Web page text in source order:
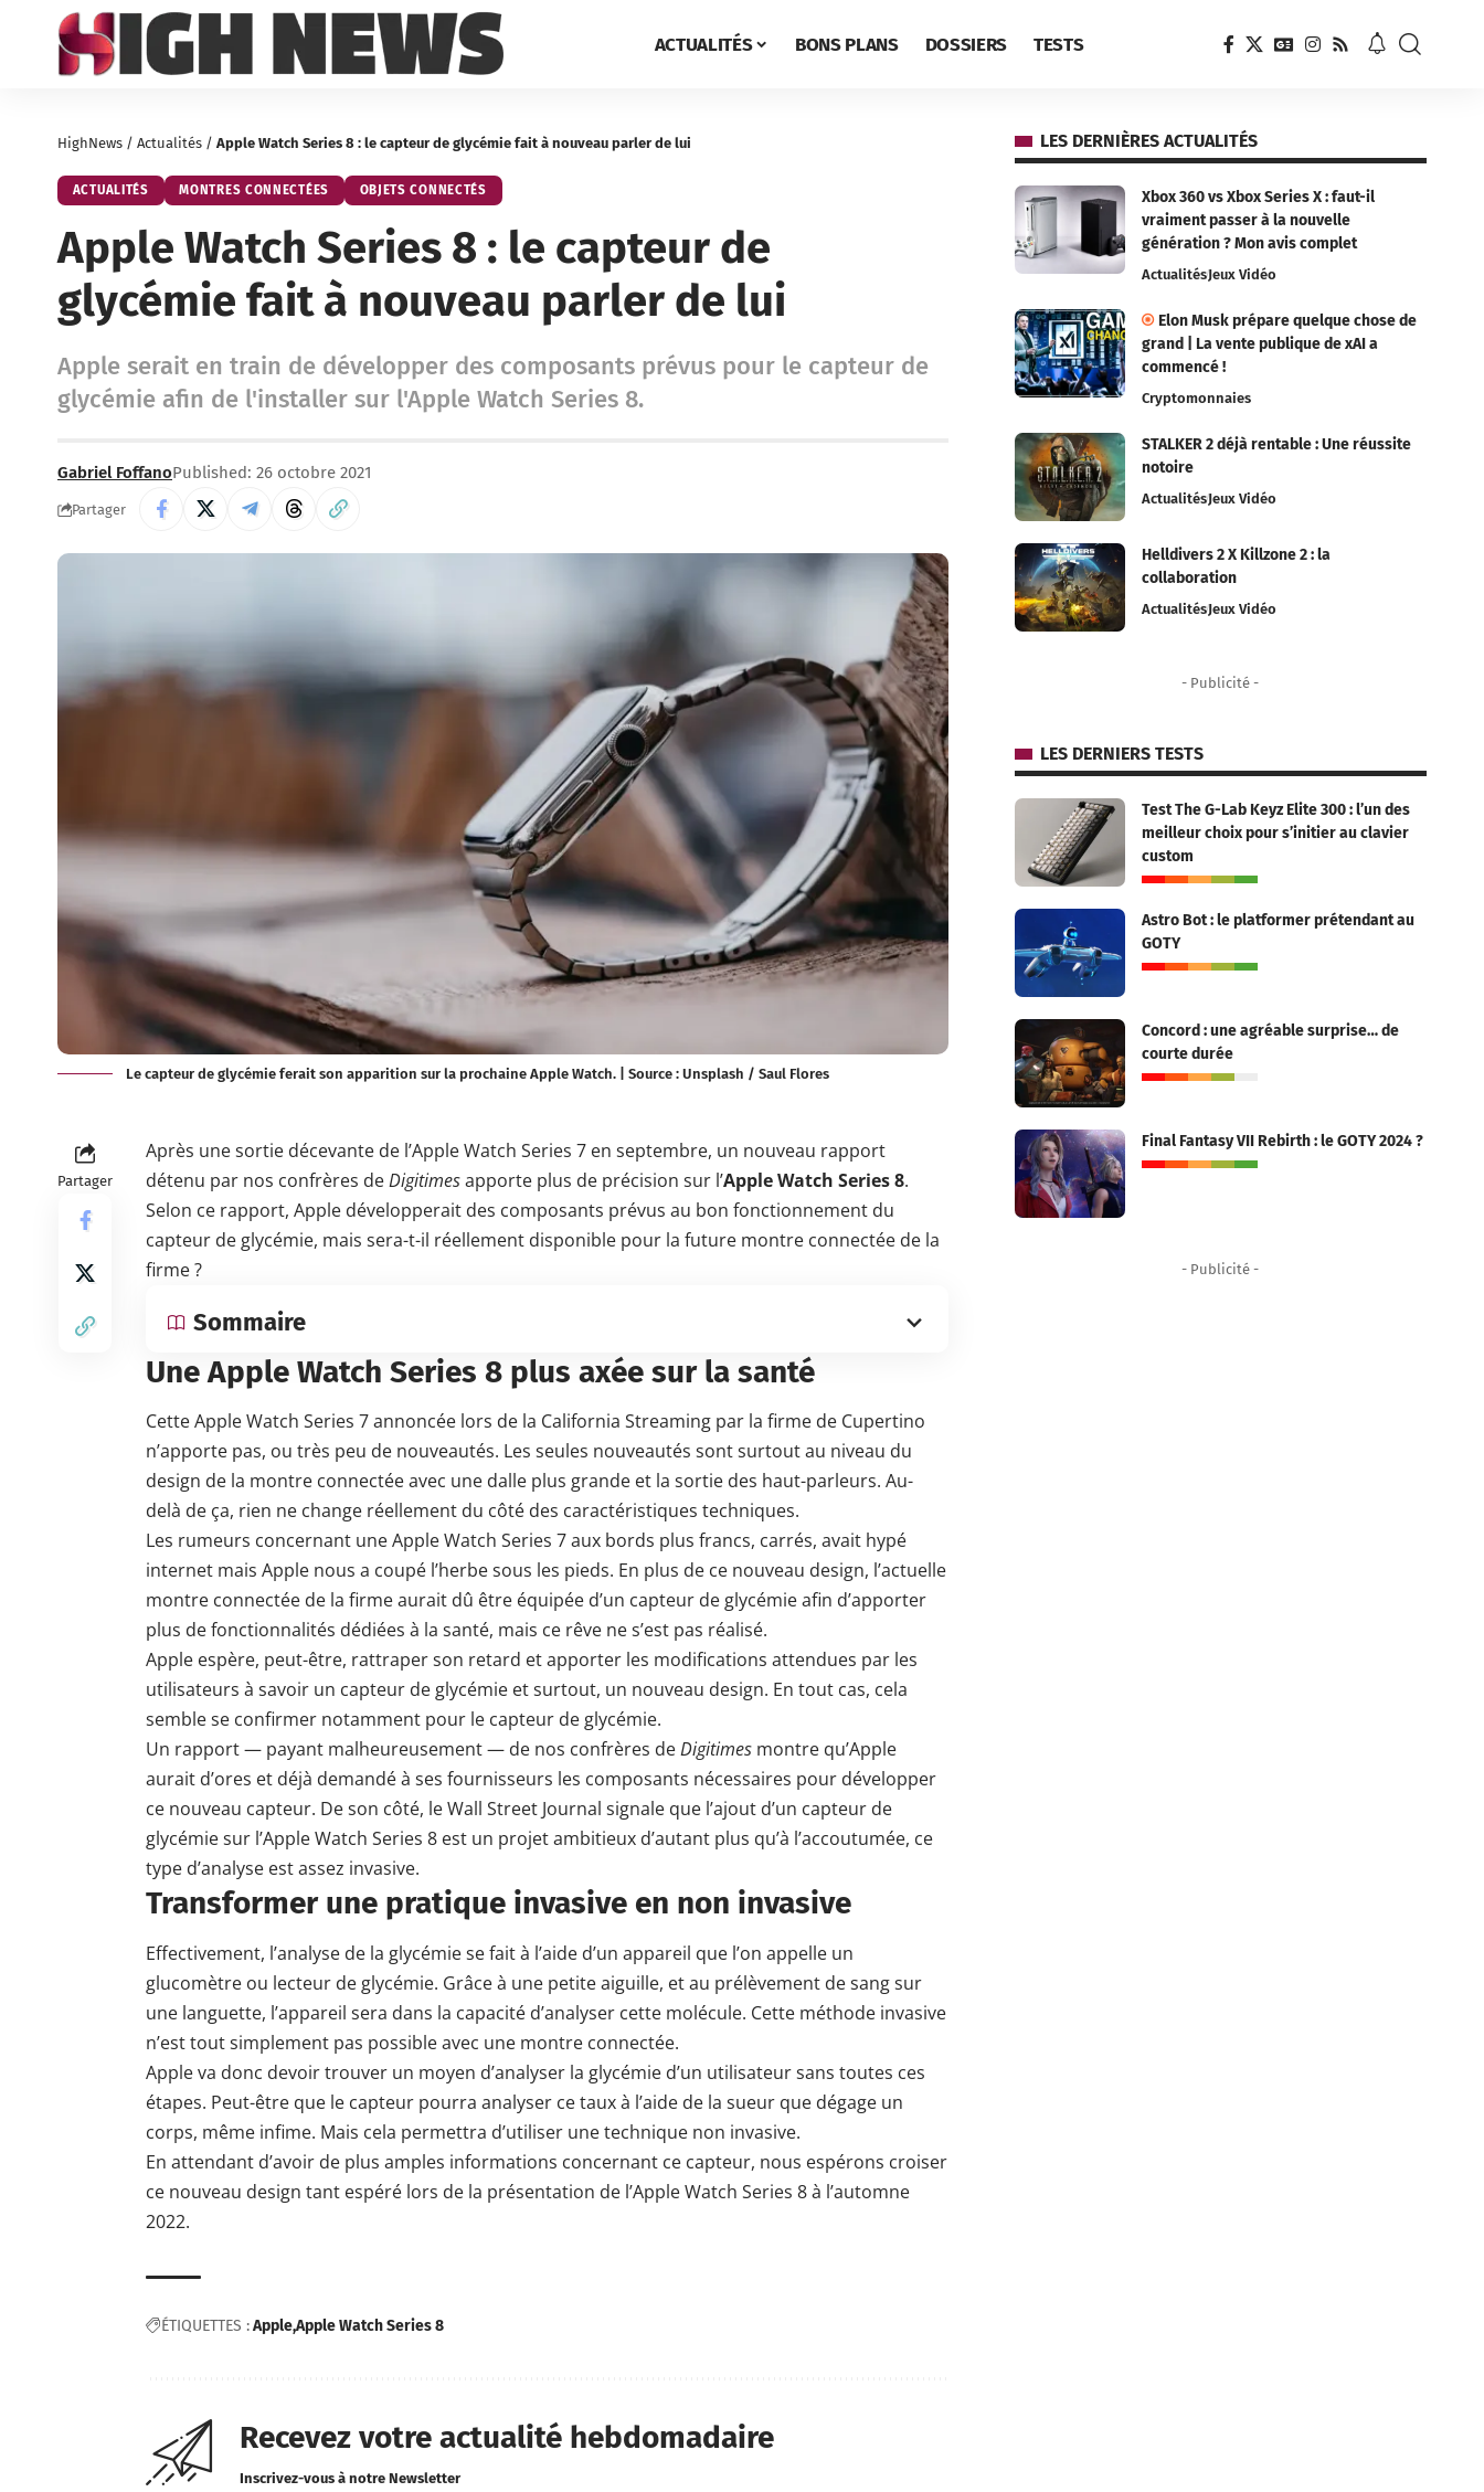
ACTUALITÉS BONS PLANS DOSSIERS TESTS
HighNews / Actualités / Apple Watch Series 8 : le capteur de glycémie fait à nouveau parler de lui
ACTUALITÉS MONTRES CONNECTÉES OBJETS CONNECTÉS
Apple Watch Series 8 : le capteur de
glycémie fait à nouveau parler de lui
Apple serait en train de développer des composants prévus pour le capteur de
glycémie afin de l'installer sur l'Apple Watch Series 8.
Gabriel FoffanoPublished: 26 octobre 2021
Partager
Le capteur de glycémie ferait son apparition sur la prochaine Apple Watch. | Source : Unsplash / Saul Flores
Partager
Après une sortie décevante de l’Apple Watch Series 7 en septembre, un nouveau rapport
détenu par nos confrères deDigitimesapporte plus de précision sur l’Apple Watch Series 8.
Selon ce rapport, Apple développerait des composants prévus au bon fonctionnement du
capteur de glycémie, mais sera-t-il réellement disponible pour la future montre connectée de la
firme ?
Sommaire
Une Apple Watch Series 8 plus axée sur la santé
Cette Apple Watch Series 7 annoncée lors de la California Streaming par la firme de Cupertino
n’apporte pas, ou très peu de nouveautés. Les seules nouveautés sont surtout au niveau du
design de la montre connectée avec une dalle plus grande et la sortie des haut-parleurs. Au-
delà de ça, rien ne change réellement du côté des caractéristiques techniques.
Les rumeurs concernant une Apple Watch Series 7 aux bords plus francs, carrés, avait hypé
internet mais Apple nous a coupé l’herbe sous les pieds. En plus de ce nouveau design, l’actuelle
montre connectée de la firme aurait dû être équipée d’un capteur de glycémie afin d’apporter
plus de fonctionnalités dédiées à la santé, mais ce rêve ne s’est pas réalisé.
Apple espère, peut-être, rattraper son retard et apporter les modifications attendues par les
utilisateurs à savoir un capteur de glycémie et surtout, un nouveau design. En tout cas, cela
semble se confirmer notamment pour le capteur de glycémie.
Un rapport — payant malheureusement — de nos confrères deDigitimes montre qu’Apple
aurait d’ores et déjà demandé à ses fournisseurs les composants nécessaires pour développer
ce nouveau capteur. De son côté, le Wall Street Journal signale que l’ajout d’un capteur de
glycémie sur l’Apple Watch Series 8 est un projet ambitieux d’autant plus qu’à l’accoutumée, ce
type d’analyse est assez invasive.
Transformer une pratique invasive en non invasive
Effectivement, l’analyse de la glycémie se fait à l’aide d’un appareil que l’on appelle un
glucomètre ou lecteur de glycémie. Grâce à une petite aiguille, et au prélèvement de sang sur
une languette, l’appareil sera dans la capacité d’analyser cette molécule. Cette méthode invasive
n’est tout simplement pas possible avec une montre connectée.
Apple va donc devoir trouver un moyen d’analyser la glycémie d’un utilisateur sans toutes ces
étapes. Peut-être que le capteur pourra analyser ce taux à l’aide de la sueur que dégage un
corps, même infime. Mais cela permettra d’utiliser une technique non invasive.
En attendant d’avoir de plus amples informations concernant ce capteur, nous espérons croiser
ce nouveau design tant espéré lors de la présentation de l’Apple Watch Series 8 à l’automne
2022.
ÉTIQUETTES :AppleApple Watch Series 8
Recevez votre actualité hebdomadaire
Inscrivez-vous à notre Newsletter
LES DERNIÈRES ACTUALITÉS
Xbox 360 vs Xbox Series X : faut-il
vraiment passer à la nouvelle
génération ? Mon avis complet
ActualitésJeux Vidéo
Elon Musk prépare quelque chose de
grand | La vente publique de xAI a
commencé !
Cryptomonnaies
STALKER 2 déjà rentable : Une réussite
notoire
ActualitésJeux Vidéo
Helldivers 2 X Killzone 2 : la
collaboration
ActualitésJeux Vidéo
- Publicité -
LES DERNIERS TESTS
Test The G-Lab Keyz Elite 300 : l’un des
meilleur choix pour s’initier au clavier
custom
Astro Bot : le platformer prétendant au
GOTY
Concord : une agréable surprise… de
courte durée
Final Fantasy VII Rebirth : le GOTY 2024 ?
- Publicité -